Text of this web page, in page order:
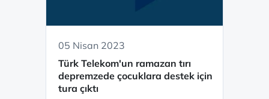
05 Nisan 2023
Türk Telekom'un ramazan tırı
depremzede çocuklara destek için
tura çıktı